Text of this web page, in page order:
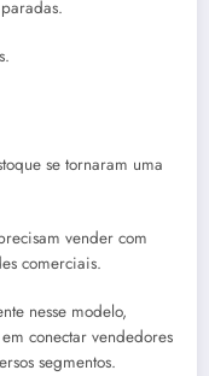
se tornaram uma
vender com
comerciais.
nesse modelo,
conectar vendedores
segmentos.